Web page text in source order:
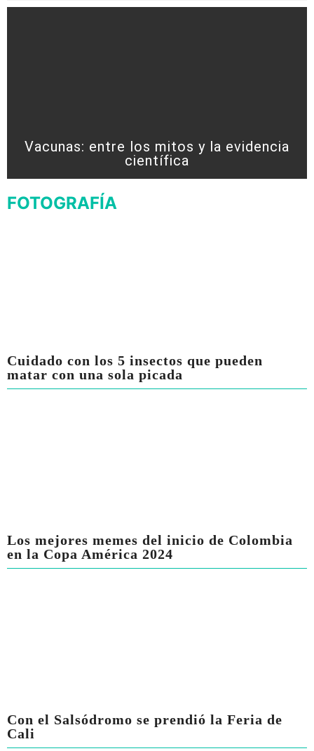
Vacunas: entre los mitos y la evidencia
científica
FOTOGRAFÍA
Cuidado con los 5 insectos que pueden
matar con una sola picada
Los mejores memes del inicio de Colombia
en la Copa América 2024
Con el Salsódromo se prendió la Feria de
Cali